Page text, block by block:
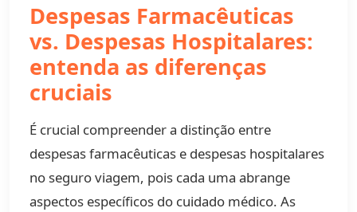
Despesas Farmacêuticas
vs. Despesas Hospitalares:
entenda as diferenças
cruciais
É crucial compreender a distinção entre
despesas farmacêuticas e despesas hospitalares
no seguro viagem, pois cada uma abrange
aspectos específicos do cuidado médico. As